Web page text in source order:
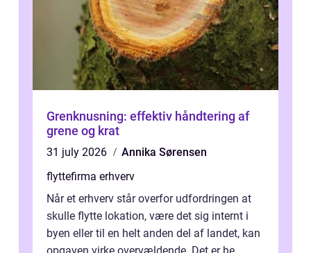
Grenknusning: effektiv håndtering af
grene og krat
31 july 2026
Annika Sørensen
flyttefirma erhverv
Når et erhverv står overfor udfordringen at
skulle flytte lokation, være det sig internt i
byen eller til en helt anden del af landet, kan